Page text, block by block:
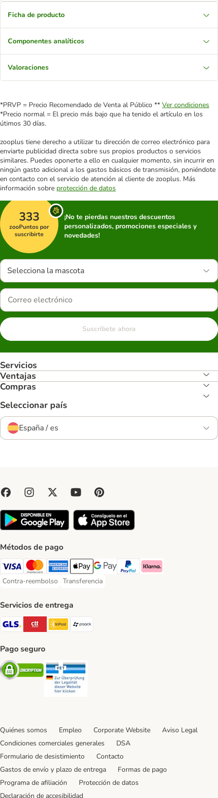
Ficha de producto
Componentes analíticos
Valoraciones
*PRVP = Precio Recomendado de Venta al Público ** Ver condiciones
*Precio normal = El precio más bajo que ha tenido el artículo en los
útimos 30 días.
zooplus tiene derecho a utilizar tu dirección de correo electrónico para
enviarte publicidad directa sobre sus propios productos o servicios
similares. Puedes oponerte a ello en cualquier momento, sin incurrir en
ningún gasto adicional a los gastos básicos de transmisión, poniéndote
en contacto con el servicio de atención al cliente de zooplus. Más
información sobre protección de datos
333
zooPuntos por
suscribirte
¡No te pierdas nuestros descuentos
personalizados, promociones especiales y
novedades!
Selecciona la mascota
Suscríbete ahora
Servicios
Ventajas
Compras
Seleccionar país
España / es
Métodos de pago
Visa Payment Method
Mastercard Payment Method
American Express Payment Method
Apple Pay Payment Method
Google Pay Payment Method
PayPal Payment Method
Klarna Payment Method
Contra-reembolso
Contra-reembolso Payment Method
Transferencia
Transferencia Payment Method
Servicios de entrega
GLS Shipping Method
CTTExpress Shipping Method
InPost Shipping Method
paack Shipping Method
Pago seguro
Security
Quiénes somos Empleo Corporate Website
Aviso Legal
Condiciones comerciales generales
DSA
Formulario de desistimiento
Contacto
Gastos de envío y plazo de entrega
Formas de pago
Programa de afiliación
Protección de datos
Declaración de accesibilidad